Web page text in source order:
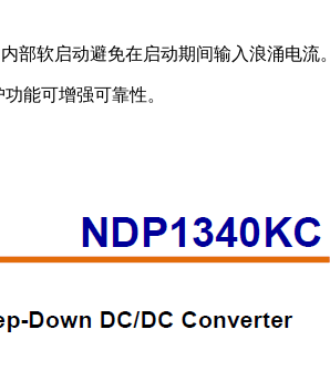
软启动避免在启动期间输入浪涌电流。
能可增强可靠性。